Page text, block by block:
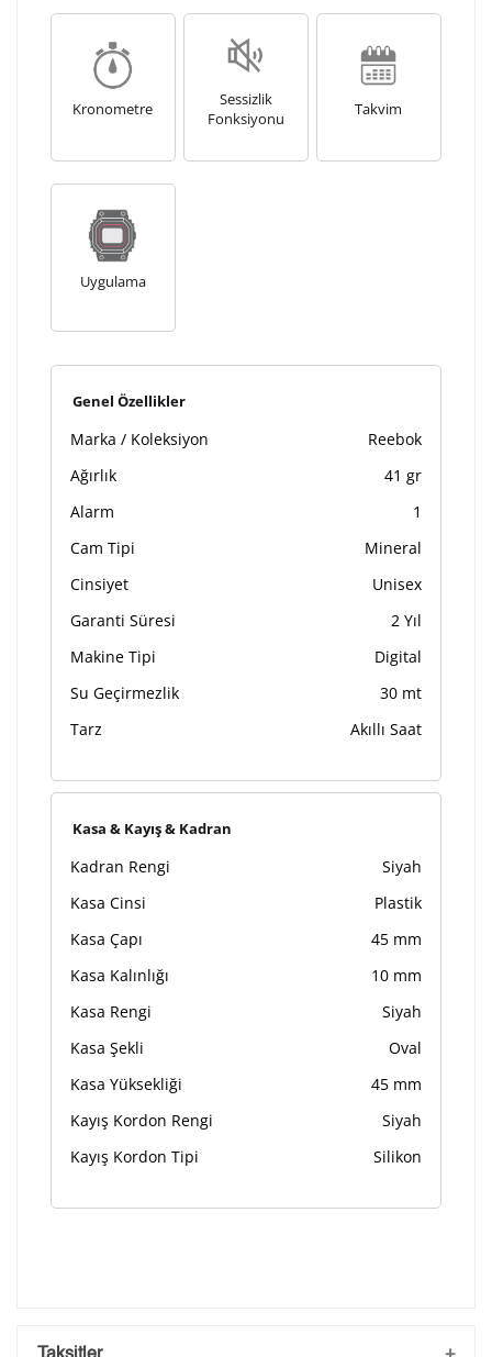
Kronometre
Sessizlik
Fonksiyonu
Takvim
Uygulama
Genel Özellikler
Marka / Koleksiyon
Reebok
Ağırlık
41 gr
Alarm
1
Cam Tipi
Mineral
Cinsiyet
Unisex
Garanti Süresi
2 Yıl
Makine Tipi
Digital
Su Geçirmezlik
30 mt
Tarz
Akıllı Saat
Kasa & Kayış & Kadran
Kadran Rengi
Siyah
Kasa Cinsi
Plastik
Kasa Çapı
45 mm
Kasa Kalınlığı
10 mm
Kasa Rengi
Siyah
Kasa Şekli
Oval
Kasa Yüksekliği
45 mm
Kayış Kordon Rengi
Siyah
Kayış Kordon Tipi
Silikon